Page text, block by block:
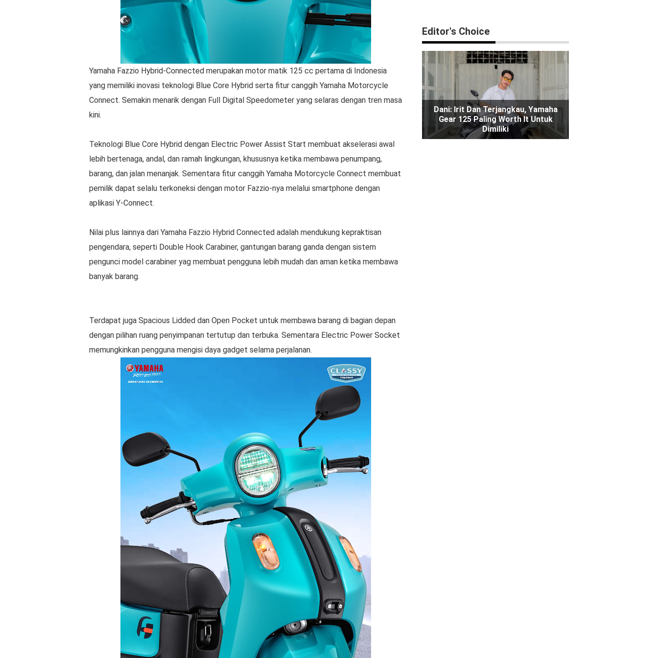
Yamaha Fazzio Hybrid-Connected merupakan motor matik 125 cc pertama di Indonesia
yang memiliki inovasi teknologi Blue Core Hybrid serta fitur canggih Yamaha Motorcycle
Connect. Semakin menarik dengan Full Digital Speedometer yang selaras dengan tren masa
kini.
Teknologi Blue Core Hybrid dengan Electric Power Assist Start membuat akselerasi awal
lebih bertenaga, andal, dan ramah lingkungan, khususnya ketika membawa penumpang,
barang, dan jalan menanjak. Sementara fitur canggih Yamaha Motorcycle Connect membuat
pemilik dapat selalu terkoneksi dengan motor Fazzio-nya melalui smartphone dengan
aplikasi Y-Connect.
Nilai plus lainnya dari Yamaha Fazzio Hybrid Connected adalah mendukung kepraktisan
pengendara, seperti Double Hook Carabiner, gantungan barang ganda dengan sistem
pengunci model carabiner yag membuat pengguna lebih mudah dan aman ketika membawa
banyak barang.
Terdapat juga Spacious Lidded dan Open Pocket untuk membawa barang di bagian depan
dengan pilihan ruang penyimpanan tertutup dan terbuka. Sementara Electric Power Socket
memungkinkan pengguna mengisi daya gadget selama perjalanan.
Editor's Choice
Dani: Irit Dan Terjangkau, Yamaha
Gear 125 Paling Worth It Untuk
Dimiliki